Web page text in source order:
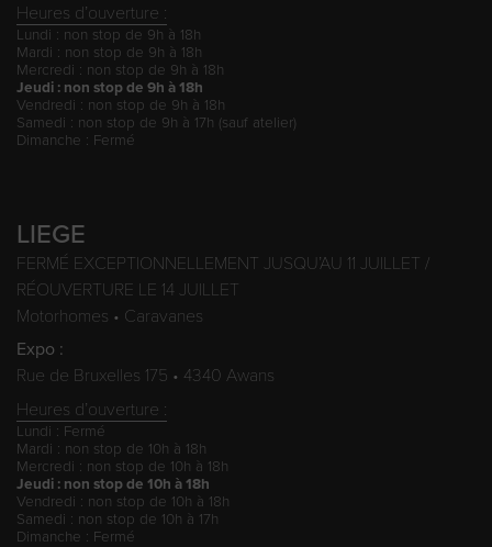
Heures d’ouverture :
Lundi : non stop de 9h à 18h
Mardi : non stop de 9h à 18h
Mercredi : non stop de 9h à 18h
Jeudi : non stop de 9h à 18h
Vendredi : non stop de 9h à 18h
Samedi : non stop de 9h à 17h (sauf atelier)
Dimanche : Fermé
LIEGE
FERMÉ EXCEPTIONNELLEMENT JUSQU’AU 11 JUILLET /
RÉOUVERTURE LE 14 JUILLET
Motorhomes • Caravanes
Expo :
Rue de Bruxelles 175 • 4340 Awans
Heures d’ouverture :
Lundi : Fermé
Mardi : non stop de 10h à 18h
Mercredi : non stop de 10h à 18h
Jeudi : non stop de 10h à 18h
Vendredi : non stop de 10h à 18h
Samedi : non stop de 10h à 17h
Dimanche : Fermé